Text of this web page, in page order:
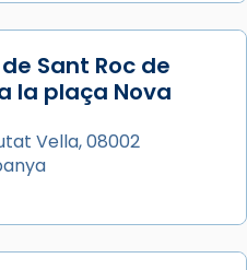
de sant Cugat, a
sorgeix la tradició
a Júlia”) i
Semprònia =
I l’any 1667, el
afirma en una obra
de l’antiga Iluro.
les relíq
Sant Roc de
la plaça Nova
Vella, 08002